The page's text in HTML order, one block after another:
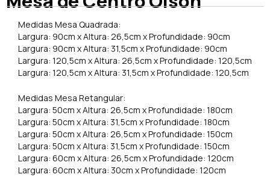
Medidas Mesa Quadrada:
Largura: 90cm x Altura: 26,5cm x Profundidade: 90cm
Largura: 90cm x Altura: 31,5cm x Profundidade: 90cm
Largura: 120,5cm x Altura: 26,5cm x Profundidade: 120,5cm
Largura: 120,5cm x Altura: 31,5cm x Profundidade: 120,5cm
Medidas Mesa Retangular:
Largura: 50cm x Altura: 26,5cm x Profundidade: 180cm
Largura: 50cm x Altura: 31,5cm x Profundidade: 180cm
Largura: 50cm x Altura: 26,5cm x Profundidade: 150cm
Largura: 50cm x Altura: 31,5cm x Profundidade: 150cm
Largura: 60cm x Altura: 26,5cm x Profundidade: 120cm
Largura: 60cm x Altura: 30cm x Profundidade: 120cm